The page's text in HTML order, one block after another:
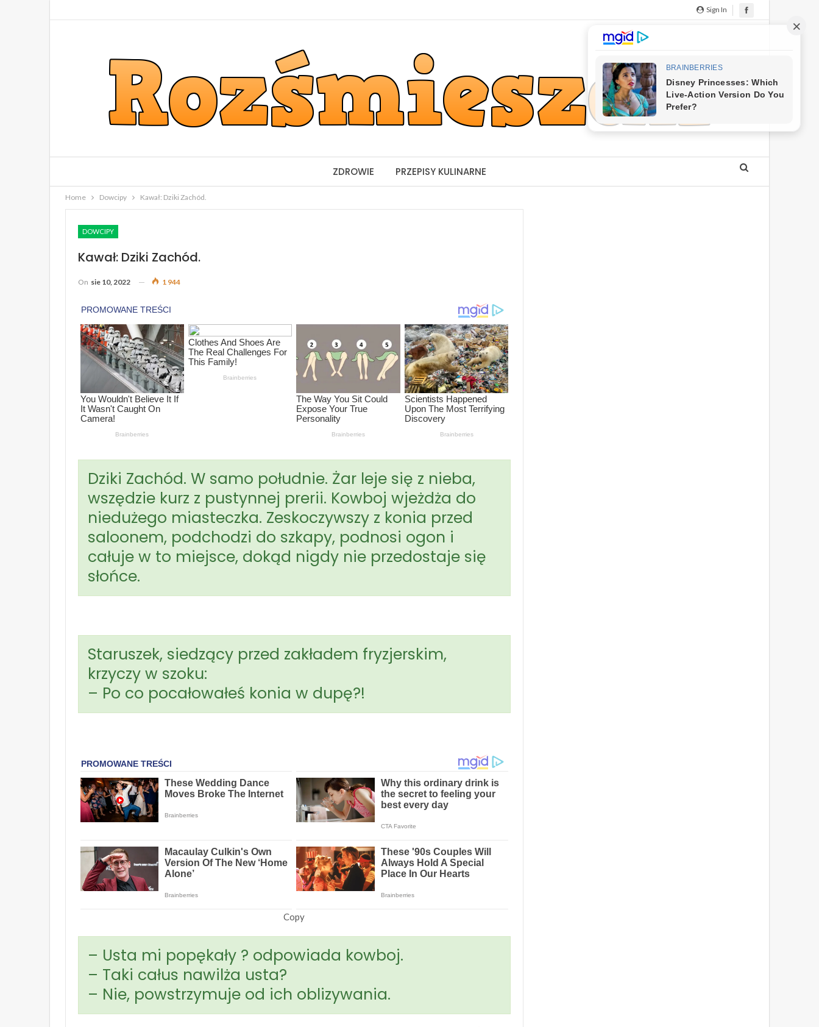
Sign In
ZDROWIE PRZEPISY KULINARNE
Home Dowcipy Kawał: Dziki Zachód.
DOWCIPY
Kawał: Dziki Zachód.
On sie 10, 2022 1 944
Dziki Zachód. W samo południe. Żar leje się z nieba,
wszędzie kurz z pustynnej prerii. Kowboj wjeżdża do
niedużego miasteczka. Zeskoczywszy z konia przed
saloonem, podchodzi do szkapy, podnosi ogon i
całuje w to miejsce, dokąd nigdy nie przedostaje się
słońce.
Staruszek, siedzący przed zakładem fryzjerskim,
krzyczy w szoku:
– Po co pocałowałeś konia w dupę?!
Copy
– Usta mi popękały ? odpowiada kowboj.
– Taki całus nawilża usta?
– Nie, powstrzymuje od ich oblizywania.